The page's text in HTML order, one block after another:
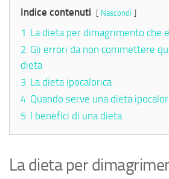
Indice contenuti Nascondi
1 La dieta per dimagrimento che
2 Gli errori da non commettere
dieta
3 La dieta ipocalorica
4 Quando serve una dieta
5 I benefici di una dieta
La dieta per